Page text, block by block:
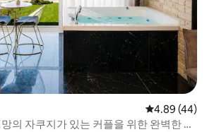
평점 4.89점(5
4.89 (44)
의 자쿠지가 있는 커플을 위한 완벽한 아